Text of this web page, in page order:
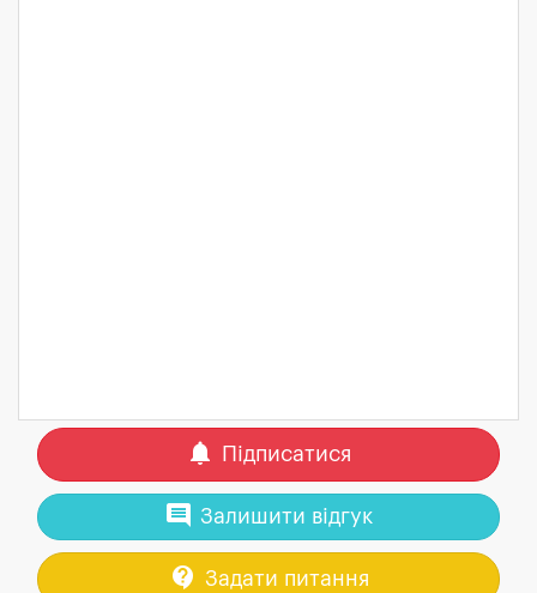
notifications Підписатися
comment Залишити відгук
contact_support Задати питання